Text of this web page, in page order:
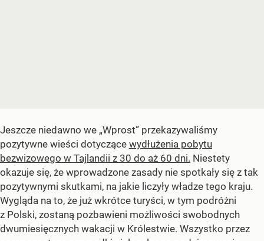
Jeszcze niedawno we „Wprost” przekazywaliśmy
pozytywne wieści dotyczące wydłużenia pobytu
bezwizowego w Tajlandii z 30 do aż 60 dni. Niestety
okazuje się, że wprowadzone zasady nie spotkały się z tak
pozytywnymi skutkami, na jakie liczyły władze tego kraju.
Wygląda na to, że już wkrótce turyści, w tym podróżni
z Polski, zostaną pozbawieni możliwości swobodnych
dwumiesięcznych wakacji w Królestwie. Wszystko przez